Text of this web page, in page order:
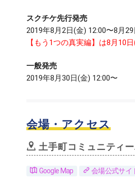
スクチケ先行発売
2019年8月2日(金) 12:00〜8月
【もう1つの真実編】は8月10
一般発売
2019年8月30日(金) 12:00〜
会場・アクセス
土手町コミュニティ
Google Map 会場公式サイ